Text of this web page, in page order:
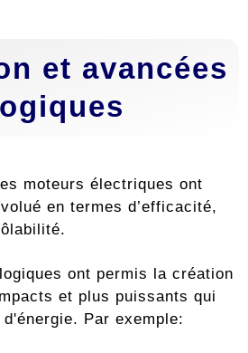
et avancées
moteurs électriques ont
en termes d’efficacité,
ont permis la création
et plus puissants qui
Par exemple: